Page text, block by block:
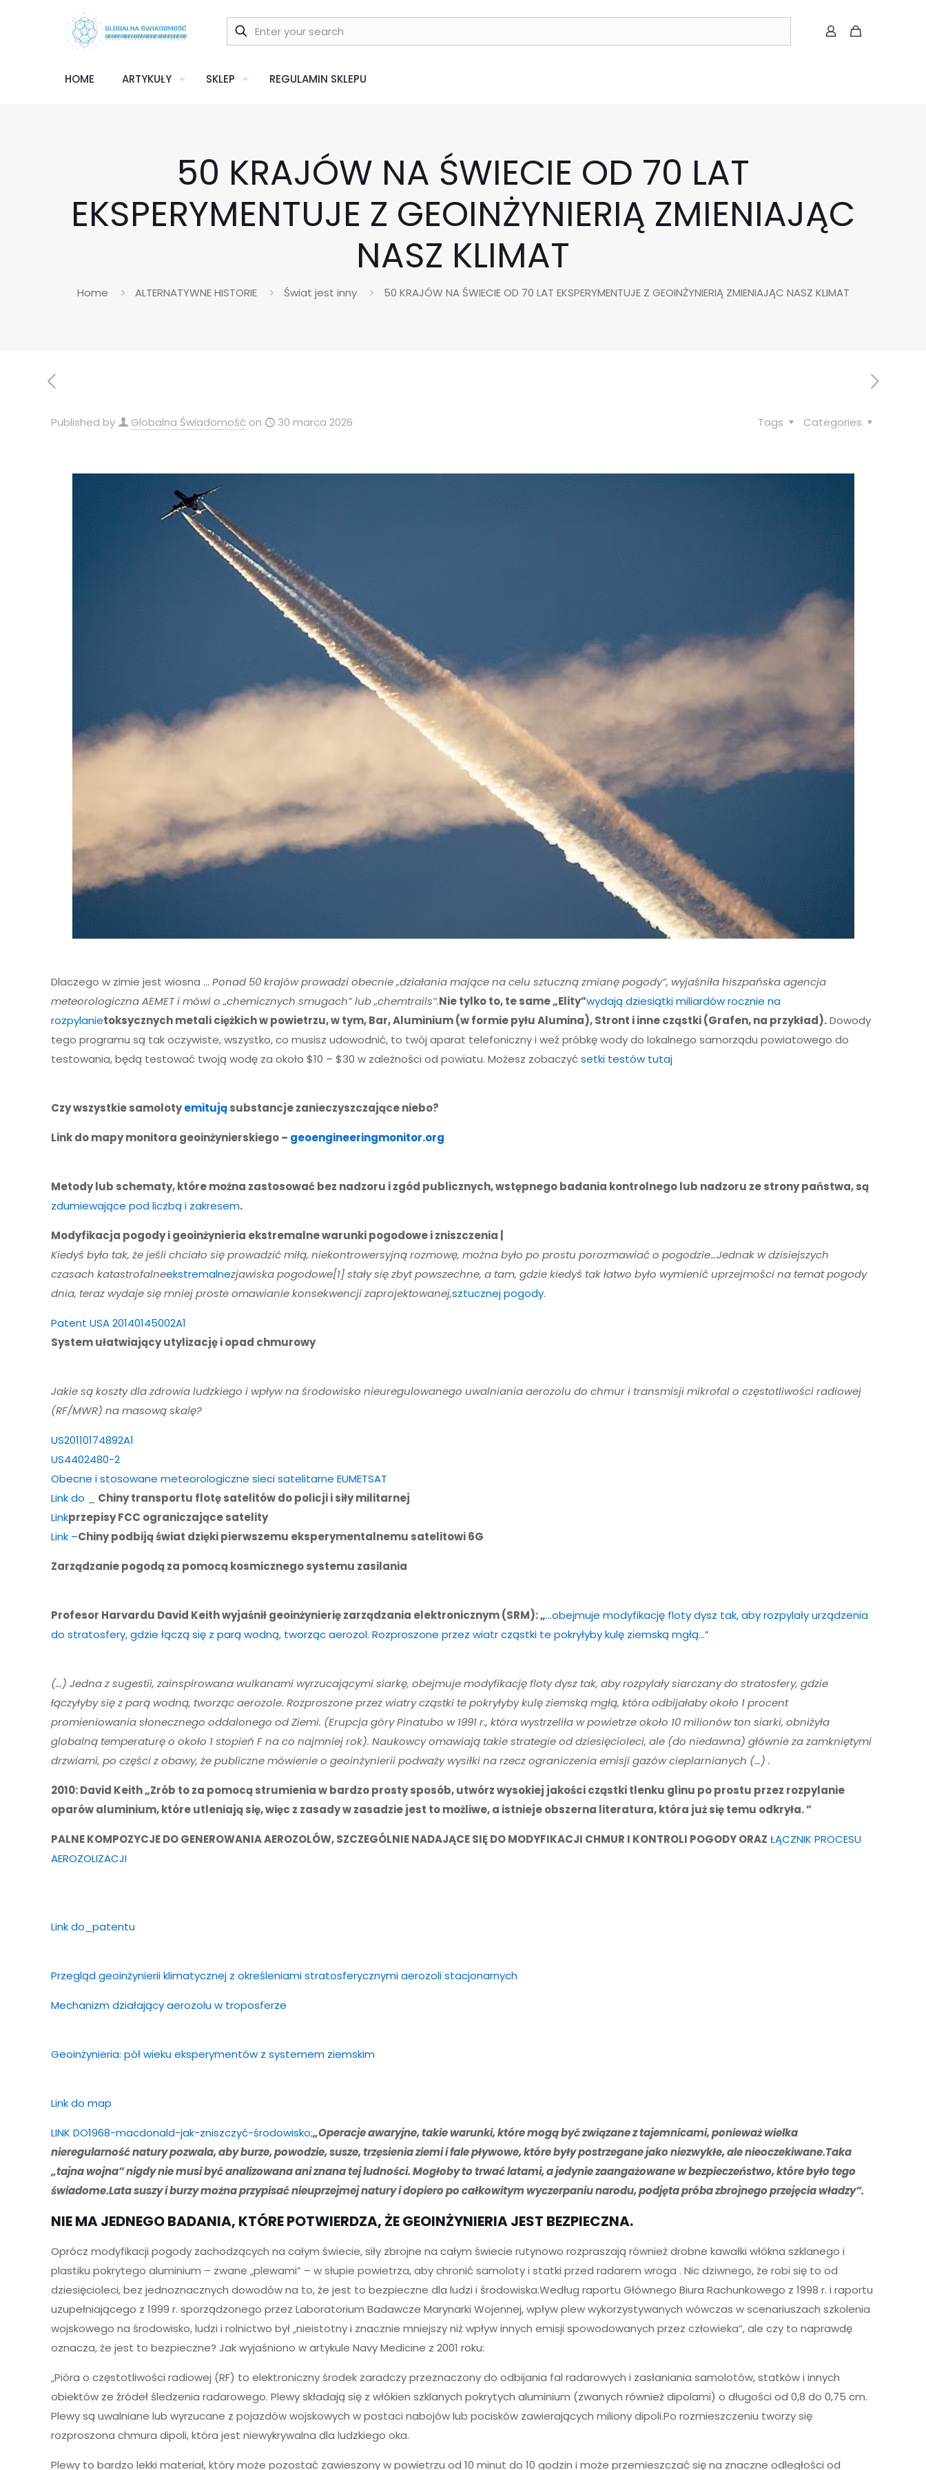
HOME ARTYKUŁY SKLEP REGULAMIN SKLEPU
50 KRAJÓW NA ŚWIECIE OD 70 LAT
EKSPERYMENTUJE Z GEOINŻYNIERIĄ ZMIENIAJĄC
NASZ KLIMAT
Home ALTERNATYWNE HISTORIE Świat jest inny 50 KRAJÓW NA ŚWIECIE OD 70 LAT EKSPERYMENTUJE Z GEOINŻYNIERIĄ ZMIENIAJĄC NASZ KLIMAT
Published by Globalna Świadomość on 30 marca 2026 Categories
Tags
Dlaczego w zimie jest wiosna …Ponad 50 krajów prowadzi obecnie „działania mające na celu sztuczną zmianę pogody”, wyjaśniła hiszpańska agencja
meteorologiczna AEMET i mówi o „chemicznych smugach” lub „chemtrails”.Nie tylko to, te same „Elity”wydają dziesiątki miliardów rocznie na
rozpylanietoksycznych metali ciężkich w powietrzu, w tym, Bar, Aluminium (w formie pyłu Alumina), Stront i inne cząstki (Grafen, na przykład).Dowody
tego programu są tak oczywiste, wszystko, co musisz udowodnić, to twój aparat telefoniczny i weź próbkę wody do lokalnego samorządu powiatowego do
testowania, będą testować twoją wodę za około $10 – $30 w zależności od powiatu. Możesz zobaczyćsetki testów tutaj
Czy wszystkie samolotyemitująsubstancje zanieczyszczające niebo?
Link do mapy monitora geoinżynierskiego – geoengineeringmonitor.org
Metody lub schematy, które można zastosować bez nadzoru i zgód publicznych, wstępnego badania kontrolnego lub nadzoru ze strony państwa, są
zdumiewające pod liczbą i zakresem.
Modyfikacja pogody i geoinżynieria ekstremalne warunki pogodowe i zniszczenia |
Kiedyś było tak, że jeśli chciało się prowadzić miłą, niekontrowersyjną rozmowę, można było po prostu porozmawiać o pogodzie…Jednak w dzisiejszych
czasach katastrofalneekstremalnezjawiska pogodowe[1] stały się zbyt powszechne, a tam, gdzie kiedyś tak łatwo było wymienić uprzejmości na temat pogody
dnia, teraz wydaje się mniej proste omawianie konsekwencji zaprojektowanej,sztucznej pogody.
Patent USA 20140145002A1
System ułatwiający utylizację i opad chmurowy
Jakie są koszty dla zdrowia ludzkiego i wpływ na środowisko nieuregulowanego uwalniania aerozolu do chmur i transmisji mikrofal o częstotliwości radiowej
(RF/MWR) na masową skalę?
US20110174892A1
US4402480-2
Obecne i stosowane meteorologiczne sieci satelitarne EUMETSAT
Link do
Chiny transportu flotę satelitów do policji i siły militarnej
Linkprzepisy FCC ograniczające satelity
Link –Chiny podbiją świat dzięki pierwszemu eksperymentalnemu satelitowi 6G
Zarządzanie pogodą za pomocą kosmicznego systemu zasilania
Profesor Harvardu David Keith wyjaśnił geoinżynierię zarządzania elektronicznym (SRM): „…obejmuje modyfikację floty dysz tak, aby rozpylały urządzenia
do stratosfery, gdzie łączą się z parą wodną, tworząc aerozol. Rozproszone przez wiatr cząstki te pokryłyby kulę ziemską mgłą…”
(…) Jedna z sugestii, zainspirowana wulkanami wyrzucającymi siarkę, obejmuje modyfikację floty dysz tak, aby rozpylały siarczany do stratosfery, gdzie
łączyłyby się z parą wodną, tworząc aerozole. Rozproszone przez wiatry cząstki te pokryłyby kulę ziemską mgłą, która odbijałaby około 1 procent
promieniowania słonecznego oddalonego od Ziemi. (Erupcja góry Pinatubo w 1991 r., która wystrzeliła w powietrze około 10 milionów ton siarki, obniżyła
globalną temperaturę o około 1 stopień F na co najmniej rok). Naukowcy omawiają takie strategie od dziesięcioleci, ale (do niedawna) głównie za zamkniętymi
drzwiami, po części z obawy, że publiczne mówienie o geoinżynierii podważy wysiłki na rzecz ograniczenia emisji gazów cieplarnianych (…) .
2010: David Keith „Zrób to za pomocą strumienia w bardzo prosty sposób, utwórz wysokiej jakości cząstki tlenku glinu po prostu przez rozpylanie
oparów aluminium, które utleniają się, więc z zasady w zasadzie jest to możliwe, a istnieje obszerna literatura, która już się temu odkryła. ”
PALNE KOMPOZYCJE DO GENEROWANIA AEROZOLÓW, SZCZEGÓLNIE NADAJĄCE SIĘ DO MODYFIKACJI CHMUR I KONTROLI POGODY ORAZ ŁĄCZNIK PROCESU
AEROZOLIZACJI
Link do _patentu
Przegląd geoinżynierii klimatycznej z określeniami stratosferycznymi aerozoli stacjonarnych
Mechanizm działający aerozolu w troposferze
Geoinżynieria: pół wieku eksperymentów z systemem ziemskim
Link do map
LINK DO1968-macdonald-jak-zniszczyć-środowisko;„Operacje awaryjne, takie warunki, które mogą być związane z tajemnicami, ponieważ wielka
nieregularność natury pozwala, aby burze, powodzie, susze, trzęsienia ziemi i fale pływowe, które były postrzegane jako niezwykłe, ale nieoczekiwane.Taka
„tajna wojna” nigdy nie musi być analizowana ani znana tej ludności. Mogłoby to trwać latami, a jedynie zaangażowane w bezpieczeństwo, które było tego
świadome.Lata suszy i burzy można przypisać nieuprzejmej natury i dopiero po całkowitym wyczerpaniu narodu, podjęta próba zbrojnego przejęcia władzy”.
NIE MA JEDNEGO BADANIA, KTÓRE POTWIERDZA, ŻE GEOINŻYNIERIA JEST BEZPIECZNA.
Oprócz modyfikacji pogody zachodzących na całym świecie, siły zbrojne na całym świecie rutynowo rozpraszają również drobne kawałki włókna szklanego i
plastiku pokrytego aluminium – zwane „plewami” – w słupie powietrza, aby chronić samoloty i statki przed radarem wroga . Nic dziwnego, że robi się to od
dziesięcioleci, bez jednoznacznych dowodów na to, że jest to bezpieczne dla ludzi i środowiska.Według raportu Głównego Biura Rachunkowego z 1998 r. i raportu
uzupełniającego z 1999 r. sporządzonego przez Laboratorium Badawcze Marynarki Wojennej, wpływ plew wykorzystywanych wówczas w scenariuszach szkolenia
wojskowego na środowisko, ludzi i rolnictwo był „nieistotny i znacznie mniejszy niż wpływ innych emisji spowodowanych przez człowieka”, ale czy to naprawdę
oznacza, że jest to bezpieczne? Jak wyjaśniono w artykule Navy Medicine z 2001 roku:
„Pióra o częstotliwości radiowej (RF) to elektroniczny środek zaradczy przeznaczony do odbijania fal radarowych i zasłaniania samolotów, statków i innych
obiektów ze źródeł śledzenia radarowego. Plewy składają się z włókien szklanych pokrytych aluminium (zwanych również dipolami) o długości od 0,8 do 0,75 cm.
Plewy są uwalniane lub wyrzucane z pojazdów wojskowych w postaci nabojów lub pocisków zawierających miliony dipoli.Po rozmieszczeniu tworzy się
rozproszona chmura dipoli, która jest niewykrywalna dla ludzkiego oka.
Plewy to bardzo lekki materiał, który może pozostać zawieszony w powietrzu od 10 minut do 10 godzin i może przemieszczać się na znaczne odległości od